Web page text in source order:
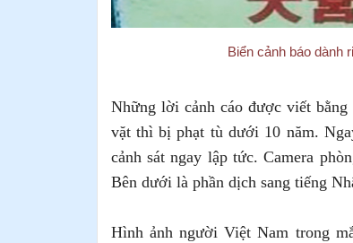
Biển cảnh báo dành
Những lời cảnh cáo được viết
vặt thì bị phạt tù dưới 10 năm.
cảnh sát ngay lập tức. Camera
Bên dưới là phần dịch sang tiếng
Hình ảnh người Việt Nam trong